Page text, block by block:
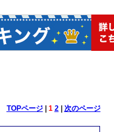
TOPページ| 1 2| 次のページ